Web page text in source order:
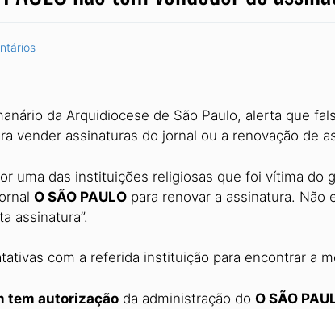
da Arquidiocese de São Paulo, alerta que
vender assinaturas do jornal ou a renovação de
uma das instituições religiosas que foi vítima do
O SÃO PAULO para renovar a assinatura. Não
assinatura”.
com a referida instituição para encontrar a
tem autorização da administração do O SÃO